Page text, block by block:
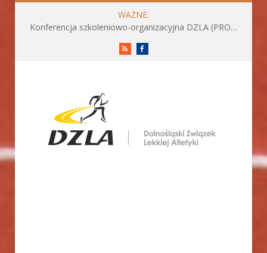
WAŻNE:
Konferencja szkoleniowo-organizacyjna DZLA (PROGRAM już do pobrania)
RSS